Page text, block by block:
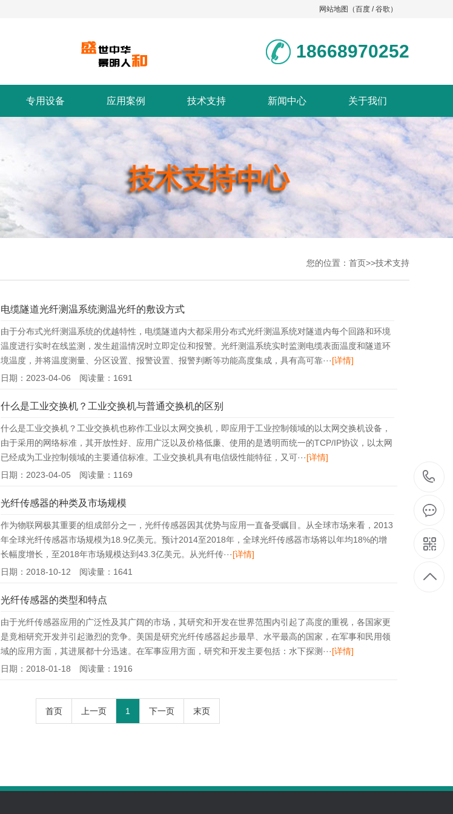
网站地图 （百度 /谷歌 ）
18668970252
专用设备 应用案例 技术支持 新闻中心 关于我们
您的位置： 首页>>技术支持
电缆隧道光纤测温系统测温光纤的敷设方式
由于分布式光纤测温系统的优越特性，电缆隧道内大都采用分布式光纤测温系统对隧道内每个回路和环境
温度进行实时在线监测，发生超温情况时立即定位和报警。光纤测温系统实时监测电缆表面温度和隧道环
境温度，并将温度测量、分区设置、报警设置、报警判断等功能高度集成，具有高可靠···[详情]
日期：2023-04-06 阅读量：1691
什么是工业交换机？工业交换机与普通交换机的区别
什么是工业交换机？工业交换机也称作工业以太网交换机，即应用于工业控制领域的以太网交换机设备，
由于采用的网络标准，其开放性好、应用广泛以及价格低廉、使用的是透明而统一的TCP/IP协议，以太网
已经成为工业控制领域的主要通信标准。工业交换机具有电信级性能特征，又可···[详情]
日期：2023-04-05 阅读量：1169
光纤传感器的种类及市场规模
作为物联网极其重要的组成部分之一，光纤传感器因其优势与应用一直备受瞩目。从全球市场来看，2013
年全球光纤传感器市场规模为18.9亿美元。预计2014至2018年，全球光纤传感器市场将以年均18%的增
长幅度增长，至2018年市场规模达到43.3亿美元。从光纤传···[详情]
日期：2018-10-12 阅读量：1641
光纤传感器的类型和特点
由于光纤传感器应用的广泛性及其广阔的市场，其研究和开发在世界范围内引起了高度的重视，各国家更
是竟相研究开发并引起激烈的竞争。美国是研究光纤传感器起步最早、水平最高的国家，在军事和民用领
域的应用方面，其进展都十分迅速。在军事应用方面，研究和开发主要包括：水下探测···[详情]
日期：2018-01-18 阅读量：1916
首页 上一页 1 下一页 末页